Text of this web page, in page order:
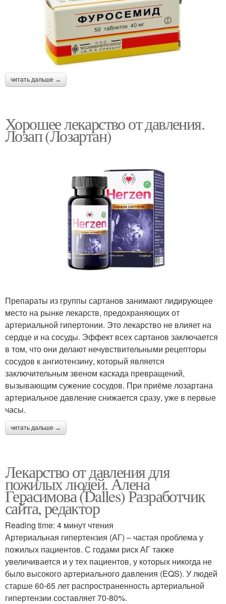
читать дальше →
Хорошее лекарство от давления.
Лозап (Лозартан)
Препараты из группы сартанов занимают лидирующее
место на рынке лекарств, предохраняющих от
артериальной гипертонии. Это лекарство не влияет на
сердце и на сосуды. Эффект всех сартанов заключается
в том, что они делают нечувствительными рецепторы
сосудов к ангиотензину, который является
заключительным звеном каскада превращений,
вызывающим сужение сосудов. При приёме лозартана
артериальное давление снижается сразу, уже в первые
часы.
читать дальше →
Лекарство от давления для
пожилых людей. Алена
Герасимова (Dalles) Разработчик
сайта, редактор
Reading time: 4 минут чтения
Артериальная гипертензия (АГ) – частая проблема у
пожилых пациентов. С годами риск АГ также
увеличивается и у тех пациентов, у которых никогда не
было высокого артериального давления (EQS). У людей
старше 60-65 лет распространенность артериальной
гипертензии составляет 70-80%.